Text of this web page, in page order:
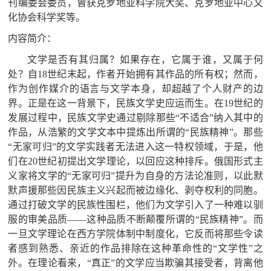
刊编委会委员，曾获克罗地亚科学院大奖、克罗地亚中心文
化协会科学奖等。
内容简介：
文学是否有其归属？如果存在，它属于谁，又 属于何
处？自18世纪末起，作者开始拥有其作品的所有权；然而，
作为创作媒介的语言与文学本身，却超越了个人财产的边
界。正是在这一背景下，民族文学史应运而生。在19世纪的
发展过程中，民族文学史通过剔除那些“不适合”纳入其中的
作品，从浩繁的文学文本中提炼出所谓的“ 民族精神”。那些
“无家可归”的文学实践者无法进入这一特权领域，于是，他
们 在20世纪初提出文学理论，以回应这种排斥。俄国形式主
义家将文学的“无家可归”提升为自身的方法论准则，以此默
默声援那些因民族主义兴起而被边缘化、剥夺权利的同胞。
通过打破文学的民族性围栏，他们为文学引入了一种难以驯
服的审美品质——这种品质不断颠覆所谓的“民族精神”。而
一旦文学理论在西方学院体制中制度化，它反而将那些令读
者感到熟悉、亲近的作品排除在这种革命性的“文学性”之
外。在理论看来， “真正”的文学应当欺骗其接受者，背离他